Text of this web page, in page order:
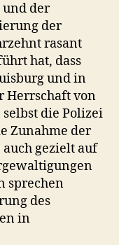
der
der
rasant
hat, dass
und in
Herrschaft von
die Polizei
Zunahme der
gezielt auf
sprechen
des
in